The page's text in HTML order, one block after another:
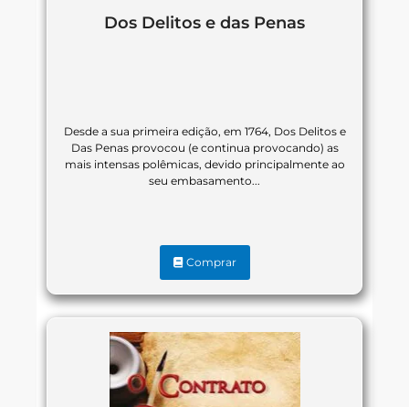
Dos Delitos e das Penas
Desde a sua primeira edição, em 1764, Dos Delitos e
Das Penas provocou (e continua provocando) as
mais intensas polêmicas, devido principalmente ao
seu embasamento...
Comprar